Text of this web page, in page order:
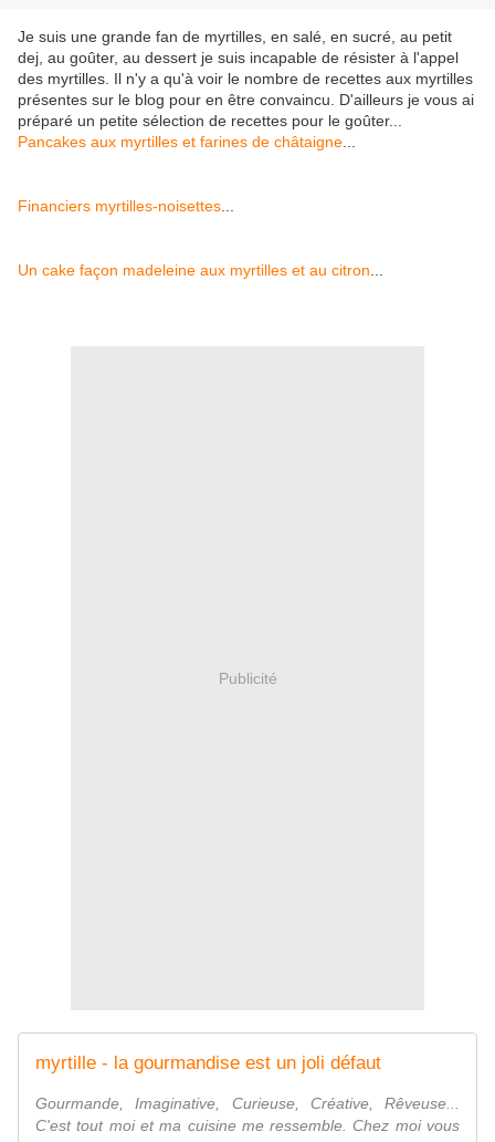
Je suis une grande fan de myrtilles, en salé, en sucré, au petit
dej, au goûter, au dessert je suis incapable de résister à l'appel
des myrtilles. Il n'y a qu'à voir le nombre de recettes aux myrtilles
présentes sur le blog pour en être convaincu. D'ailleurs je vous ai
préparé un petite sélection de recettes pour le goûter...
Pancakes aux myrtilles et farines de châtaigne
Financiers myrtilles-noisettes
Un cake façon madeleine aux myrtilles et au citron
Publicité
myrtille - la gourmandise est un joli défaut
Gourmande, Imaginative, Curieuse, Créative, Rêveuse...
C'est tout moi et ma cuisine me ressemble. Chez moi vous